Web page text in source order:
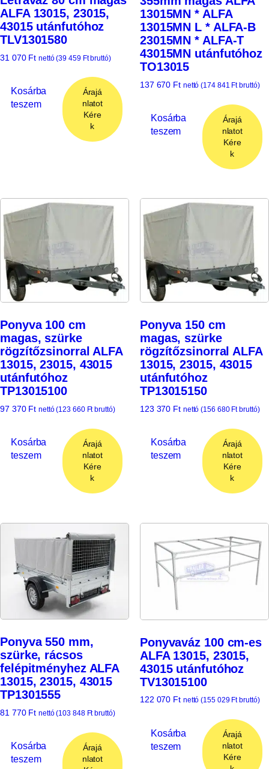
ALFA 13015, 23015,
43015 utánfutóhoz
TLV1301580
31 070 Ft nettó (39 459 Ftbruttó)
Kosárba
teszem
Árajá
nlatot
Kére
k
13015MN * ALFA
13015MN L * ALFA-B
23015MN * ALFA-T
43015MN utánfutóhoz
TO13015
137 670 Ft nettó (174 841 Ftbruttó)
Kosárba
teszem
Árajá
nlatot
Kére
k
Ponyva 100 cm
magas, szürke
rögzítőzsinorral ALFA
13015, 23015, 43015
utánfutóhoz
TP13015100
97 370 Ft nettó (123 660 Ftbruttó)
Kosárba
teszem
Árajá
nlatot
Kére
k
Ponyva 150 cm
magas, szürke
rögzítőzsinorral ALFA
13015, 23015, 43015
utánfutóhoz
TP13015150
123 370 Ft nettó (156 680 Ftbruttó)
Kosárba
teszem
Árajá
nlatot
Kére
k
Ponyva 550 mm,
szürke, rácsos
felépitményhez ALFA
13015, 23015, 43015
TP1301555
81 770 Ft nettó (103 848 Ftbruttó)
Kosárba
teszem
Árajá
nlatot
Ponyvaváz 100 cm-es
ALFA 13015, 23015,
43015 utánfutóhoz
TV13015100
122 070 Ft nettó (155 029 Ftbruttó)
Kosárba
teszem
Árajá
nlatot
Kére